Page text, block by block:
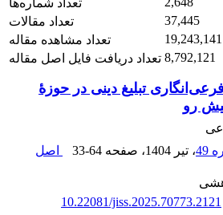
تعداد مقالات
37,445
تعداد مشاهده مقاله
19,243,141
تعداد دریافت فایل اصل مقاله 8,792,121
تبلیغ دینی در ‏حوزۀ
رو
، تیر 1404 ، صفحه 33-64
اصل
10.22081/jiss.2025.70773.2121